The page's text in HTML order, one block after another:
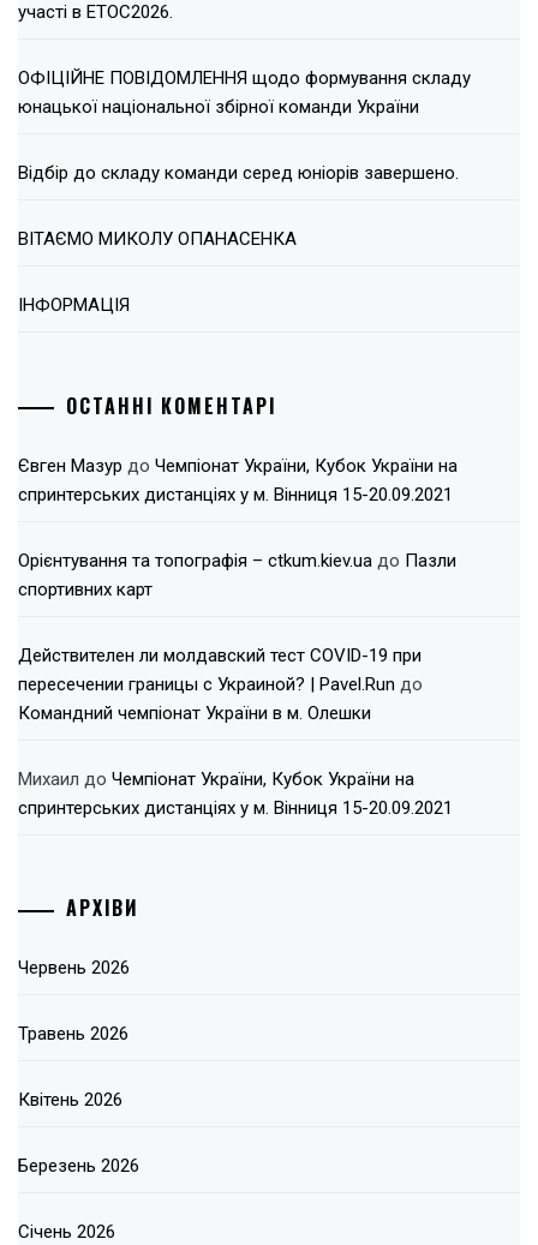
участі в ЕТОС2026.
ОФІЦІЙНЕ ПОВІДОМЛЕННЯ щодо формування складу
юнацької національної збірної команди України
Відбір до складу команди серед юніорів завершено.
ВІТАЄМО МИКОЛУ ОПАНАСЕНКА
ІНФОРМАЦІЯ
ОСТАННІ КОМЕНТАРІ
Євген Мазур до Чемпіонат України, Кубок України на
спринтерських дистанціях у м. Вінниця 15-20.09.2021
Орієнтування та топографія – ctkum.kiev.ua до Пазли
спортивних карт
Действителен ли молдавский тест COVID-19 при
пересечении границы с Украиной? | Pavel.Run до
Командний чемпіонат України в м. Олешки
Михаил до Чемпіонат України, Кубок України на
спринтерських дистанціях у м. Вінниця 15-20.09.2021
АРХІВИ
Червень 2026
Травень 2026
Квітень 2026
Березень 2026
Січень 2026